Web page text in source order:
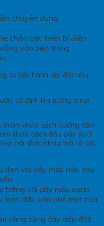
chuyên dụng.
chắn các thiết bị điện
vào bên trong
ta tiến hành lắp đặt như
cố định lên tường ở nơi
tham khảo sách hướng dẫn
khảo cách đấu dây dưới
nồi khác nhau mà có các
với dây màu nâu, sau
trắng với dây màu xanh.
bạn đấu vào pha mát của
vàng cùng dây tiếp đất